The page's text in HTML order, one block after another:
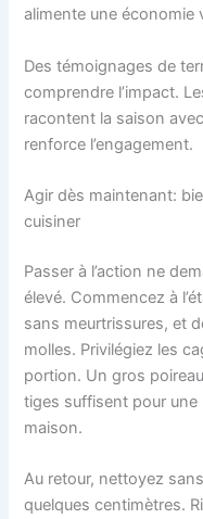
alimente une économie
Des témoignages de
comprendre l’impact.
racontent la saison
renforce l’engagement.
Agir dès maintenant:
cuisiner
Passer à l’action ne
élevé. Commencez à
sans meurtrissures, et
molles. Privilégiez les
portion. Un gros
tiges suffisent pour une
maison.
Au retour, nettoyez
quelques centimètres.